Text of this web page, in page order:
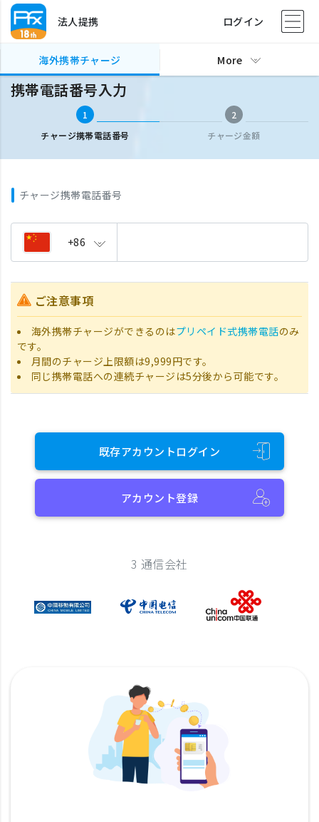
法人提携 ログイン
海外携帯チャージ More
海外携帯チャージ 携帯電話番号入力
携帯電話番号入力
1
チャージ携帯電話番号
2
チャージ金額
チャージ携帯電話番号
+86
ご注意事項
海外携帯チャージができるのはプリペイド式携帯電話のみ
です。
月間のチャージ上限額は9,999円です。
同じ携帯電話への連続チャージは5分後から可能です。
既存アカウントログイン
アカウント登録
3 通信会社